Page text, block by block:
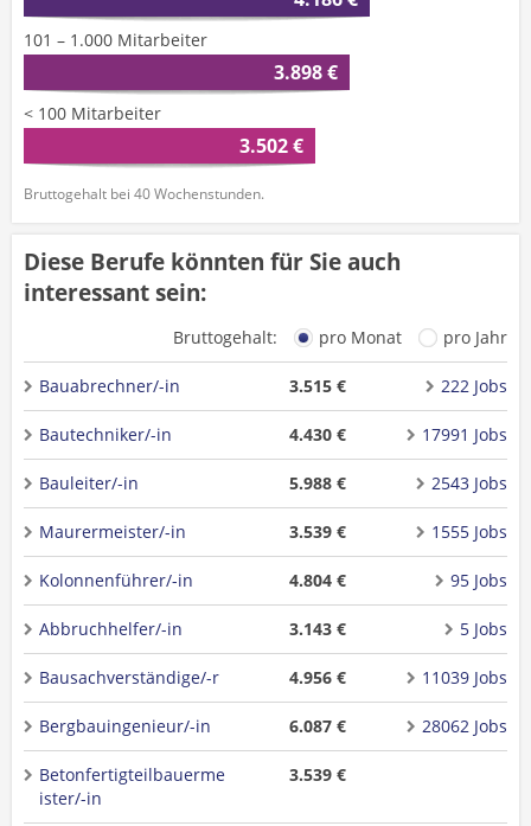
101 – 1.000 Mitarbeiter
3.898 €
< 100 Mitarbeiter
3.502 €
Bruttogehalt bei 40 Wochenstunden.
Diese Berufe könnten für Sie auch
interessant sein:
Bruttogehalt: pro Monat pro Jahr
Bauabrechner/-in 3.515 € 222 Jobs
Bautechniker/-in 4.430 € 17991 Jobs
Bauleiter/-in 5.988 € 2543 Jobs
Maurermeister/-in 3.539 € 1555 Jobs
Kolonnenführer/-in 4.804 € 95 Jobs
Abbruchhelfer/-in 3.143 € 5 Jobs
Bausachverständige/-r 4.956 € 11039 Jobs
Bergbauingenieur/-in 6.087 € 28062 Jobs
Betonfertigteilbauerme
ister/-in
3.539 €